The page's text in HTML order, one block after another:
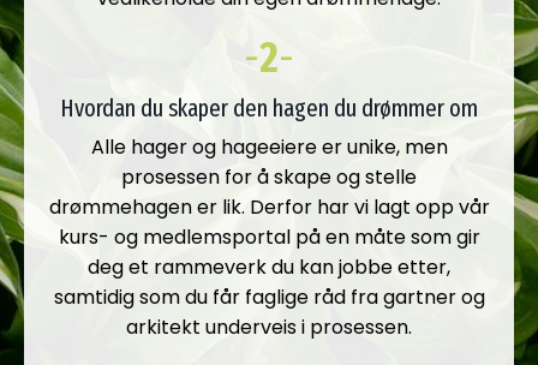
-2-
Hvordan du skaper den hagen du drømmer om
Alle hager og hageeiere er unike, men
prosessen for å skape og stelle
drømmehagen er lik. Derfor har vi lagt opp vår
kurs- og medlemsportal på en måte som gir
deg et rammeverk du kan jobbe etter,
samtidig som du får faglige råd fra gartner og
arkitekt underveis i prosessen.